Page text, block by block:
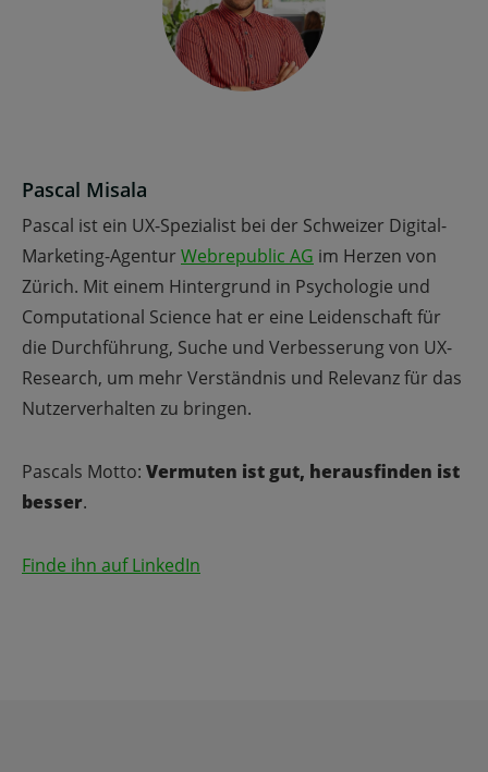
Pascal Misala
Pascal ist ein UX-Spezialist bei der Schweizer Digital-
Marketing-Agentur Webrepublic AG im Herzen von
Zürich. Mit einem Hintergrund in Psychologie und
Computational Science hat er eine Leidenschaft für
die Durchführung, Suche und Verbesserung von UX-
Research, um mehr Verständnis und Relevanz für das
Nutzerverhalten zu bringen.
Pascals Motto: Vermuten ist gut, herausfinden ist
besser.
Finde ihn auf LinkedIn